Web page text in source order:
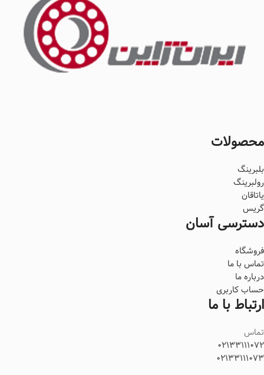
محصولات
بلبرینگ
رولبرینگ
یاتاقان
گریس
دسترسی آسان
فروشگاه
تماس با ما
درباره ما
حساب کاربری
ارتباط با ما
تماس
02133111072
02133111073